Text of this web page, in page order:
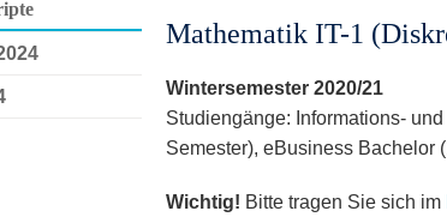
Mathematik IT-1
Wintersemester 2020/21
Studiengänge: Informations-
Semester), eBusiness Bachelor
Wichtig! Bitte tragen Sie sich im